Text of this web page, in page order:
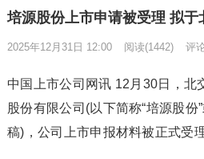
培源股份上市申请被受理 拟于
2025年12月31日 12:00 阅读(1442) 评
中国上市公司网讯 12月30日，北
股份有限公司(以下简称“培源股份
稿)，公司上市申报材料被正式受理